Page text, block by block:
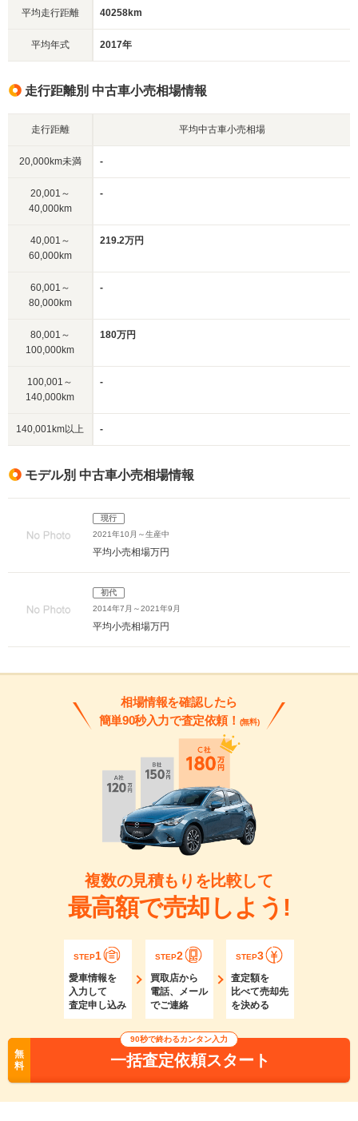
平均走行距離 40258km
平均年式 2017年
走行距離別 中古車小売相場情報
走行距離 平均中古車小売相場
20,000km未満 -
20,001～
40,000km
-
40,001～
60,000km
219.2万円
60,001～
80,000km
-
80,001～
100,000km
180万円
100,001～
140,000km
-
140,001km以上 -
モデル別 中古車小売相場情報
現行
2021年10月～生産中
平均小売相場万円
初代
2014年7月～2021年9月
平均小売相場万円
相場情報を確認したら
簡単90秒入力で査定依頼！ (無料)
複数の見積もりを比較して
最高額で売却しよう!
STEP1
愛車情報を
入力して
査定申し込み
STEP2
買取店から
電話、メール
でご連絡
STEP3
査定額を
比べて売却先
を決める
無
料
90秒で終わるカンタン入力
一括査定依頼スタート